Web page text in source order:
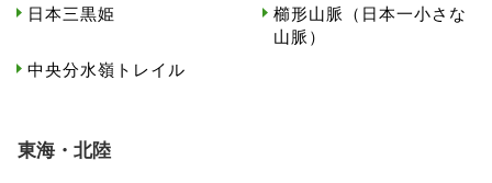
日本三黒姫
櫛形山脈（日本一小さな
山脈）
中央分水嶺トレイル
東海・北陸